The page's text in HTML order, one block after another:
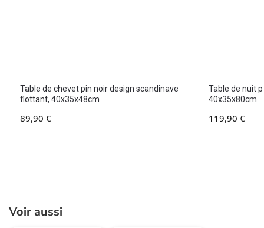
Table de chevet pin noir design scandinave
flottant, 40x35x48cm
89,90 €
Table de nuit
40x35x80cm
119,90 €
Voir aussi